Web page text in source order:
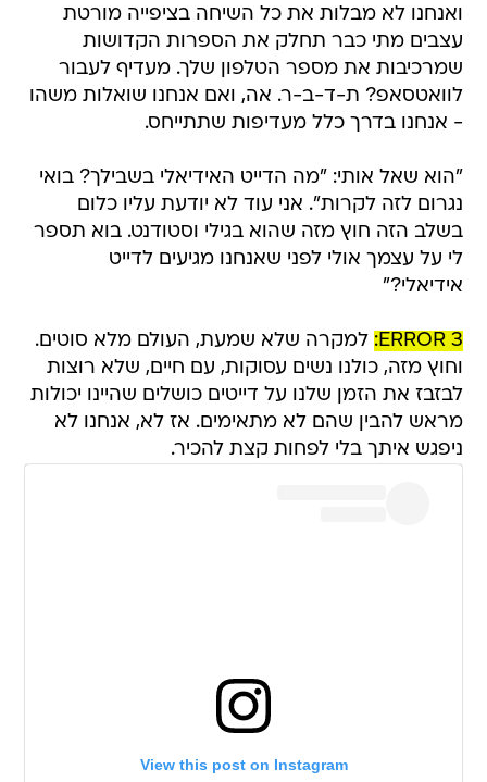
ואנחנו לא מבלות את כל השיחה בציפייה מורטת
עצבים מתי כבר תחלק את הספרות הקדושות
שמרכיבות את מספר הטלפון שלך. מעדיף לעבור
לוואטסאפ? ת-ד-ב-ר. אה, ואם אנחנו שואלות משהו
- אנחנו בדרך כלל מעדיפות שתתייחס.
"הוא שאל אותי: "מה הדייט האידיאלי בשבילך? בואי
נגרום לזה לקרות". אני עוד לא יודעת עליו כלום
בשלב הזה חוץ מזה שהוא בגילי וסטודנט. בוא תספר
לי על עצמך אולי לפני שאנחנו מגיעים לדייט
אידיאלי?"
ERROR 3: למקרה שלא שמעת, העולם מלא סוטים.
וחוץ מזה, כולנו נשים עסוקות, עם חיים, שלא רוצות
לבזבז את הזמן שלנו על דייטים כושלים שהיינו יכולות
מראש להבין שהם לא מתאימים. אז לא, אנחנו לא
ניפגש איתך בלי לפחות קצת להכיר.
View this post on Instagram